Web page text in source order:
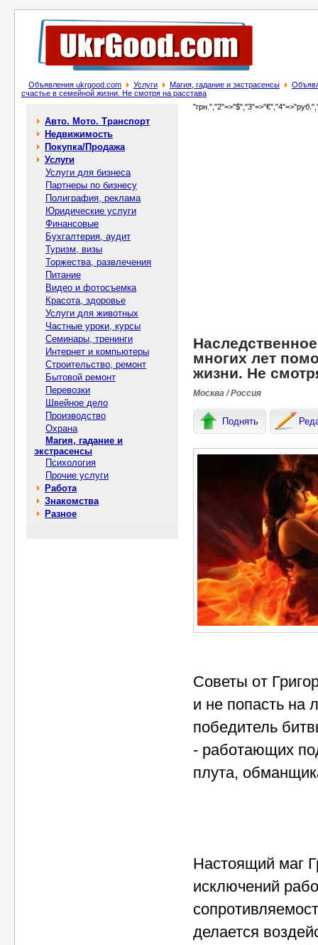
Объявления ukrgood.com Услуги Магия, гадание и экстрасенсы
счастье в семейной жизни. Не смотря на расстава
Авто. Мото. Транспорт
Недвижимость
Покупка/Продажа
Услуги
Услуги для бизнеса
Партнеры по бизнесу
Полиграфия, реклама
Юридические услуги
Финансовые
Бухгалтерия, аудит
Туризм, визы
Торжества, развлечения
Питание
Видео и фотосъемка
Красота, здоровье
Услуги для животных
Частные уроки, курсы
Семинары, тренинги
Интернет и компьютеры
Строительство, ремонт
Бытовой ремонт
Перевозки
Швейное дело
Производство
Охрана
Магия, гадание и
экстрасенсы
Психология
Прочие услуги
Работа
Знакомства
Разное
многих лет
жизни. Не
Москва / Россия
Поднять
Советы от
и не попасть на
победитель
- работающих
плута,
Настоящий маг
исключений
делается